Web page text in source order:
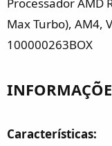
Max Turbo), AM4,
100000263BOX
Características: